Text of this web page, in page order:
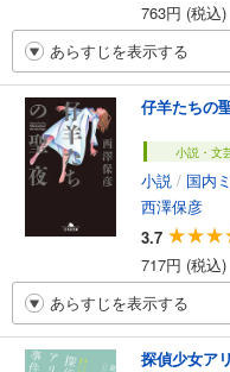
763円 (税込)
あらすじを表示する
仔羊たちの
小説・文
小説 / 国内
西澤保彦
3.7
717円 (税込)
あらすじを表示する
探偵少女ア